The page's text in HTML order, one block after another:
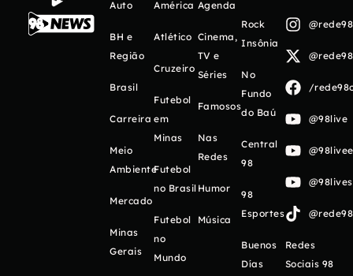
Auto
BH e
Região
Brasil
Carreira
Meio
Ambiente
Mercado
Minas
Gerais
América
Atlético
Cruzeiro
Futebol
em
Minas
Futebol
no Brasil
Futebol
no
Mundo
Agenda
Cinema,
TV e
Séries
Famosos
Nas
Redes
Humor
Música
Rock
Insônia
No
Fundo
do Baú
Central
98
98
Esportes
Buenos
Días
/
@98live
Redes
Sociais 98